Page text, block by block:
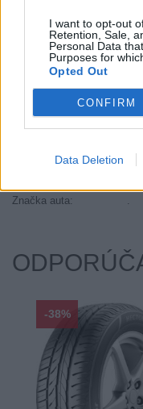
I want to opt-out
Retention, Sale,
Personal Data
Purposes for
Opted Out
CONFIRM
Data Deletion
Konštrukcia:
Priľnavosť na mokru:
Ráfik:
Spotreba paliva:
Značka auta:
-38%